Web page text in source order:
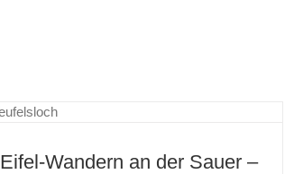
Eifel-Wandern an der Sauer –
Darum macht ein Quilt in der Hängematte mehr